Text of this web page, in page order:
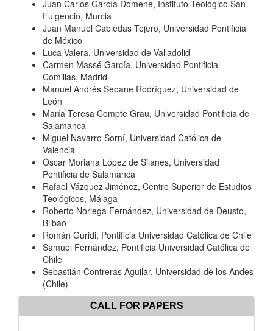
Juan Carlos García Domene, Instituto Teológico San
Fulgencio, Murcia
Juan Manuel Cabiedas Tejero, Universidad Pontificia
de México
Luca Valera, Universidad de Valladolid
Carmen Massé García, Universidad Pontificia
Comillas, Madrid
Manuel Andrés Seoane Rodríguez, Universidad de
León
María Teresa Compte Grau, Universidad Pontificia de
Salamanca
Miguel Navarro Sorní, Universidad Católica de
Valencia
Óscar Moriana López de Silanes, Universidad
Pontificia de Salamanca
Rafael Vázquez Jiménez, Centro Superior de Estudios
Teológicos, Málaga
Roberto Noriega Fernández, Universidad de Deusto,
Bilbao
Román Guridi, Pontificia Universidad Católica de Chile
Samuel Fernández, Pontificia Universidad Católica de
Chile
Sebastián Contreras Aguilar, Universidad de los Andes
(Chile)
CALL FOR PAPERS